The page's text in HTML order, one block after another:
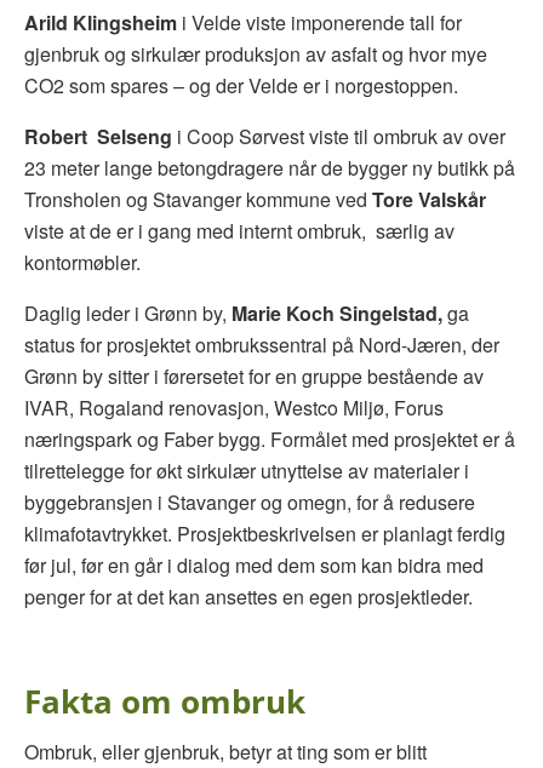
Arild Klingsheim i Velde viste imponerende tall for
gjenbruk og sirkulær produksjon av asfalt og hvor mye
CO2 som spares – og der Velde er i norgestoppen.
Robert Selseng i Coop Sørvest viste til ombruk av over
23 meter lange betongdragere når de bygger ny butikk på
Tronsholen og Stavanger kommune ved Tore Valskår
viste at de er i gang med internt ombruk, særlig av
kontormøbler.
Daglig leder i Grønn by, Marie Koch Singelstad,ga
status for prosjektet ombrukssentral på Nord-Jæren, der
Grønn by sitter i førersetet for en gruppe bestående av
IVAR, Rogaland renovasjon, Westco Miljø, Forus
næringspark og Faber bygg. Formålet med prosjektet er å
tilrettelegge for økt sirkulær utnyttelse av materialer i
byggebransjen i Stavanger og omegn, for å redusere
klimafotavtrykket. Prosjektbeskrivelsen er planlagt ferdig
før jul, før en går i dialog med dem som kan bidra med
penger for at det kan ansettes en egen prosjektleder.
Fakta om ombruk
Ombruk, eller gjenbruk, betyr at ting som er blitt